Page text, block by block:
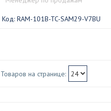
RAM-101B-TC-SAM29-V7BU